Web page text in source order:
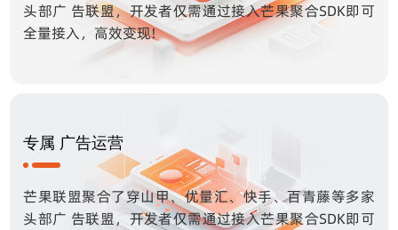
头部广 告联盟，开发者仅需通过接入芒果聚合SDK即可
全量接入，高效变现!
专属 广告运营
芒果联盟聚合了穿山甲、优量汇、快手、百青藤等多家
头部广 告联盟，开发者仅需通过接入芒果聚合SDK即可